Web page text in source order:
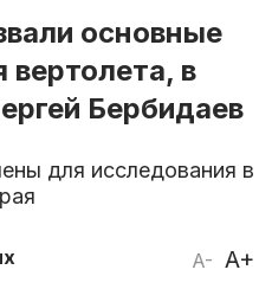
основные
вертолета, в
Бербидаев
для исследования в
A- A+